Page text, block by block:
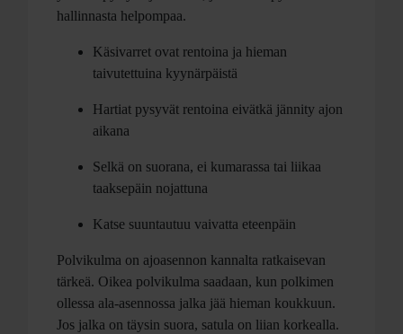
hallinnasta helpompaa.
Käsivarret ovat rentoina ja hieman
taivutettuina kyynärpäistä
Hartiat pysyvät rentoina eivätkä jännity ajon
aikana
Selkä on suorana, ei kumarassa tai liikaa
taaksepäin nojattuna
Katse suuntautuu vaivatta eteenpäin
Polvikulma on ajoasennon kannalta ratkaisevan
tärkeä. Oikea polvikulma saadaan, kun polkimen
ollessa ala-asennossa jalka jää hieman koukkuun.
Jos jalka on täysin suora, satula on liian korkealla.